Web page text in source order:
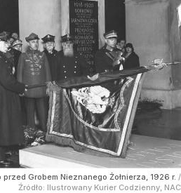
Grobem Nieznanego Żołnierza, 1926 r. /
Źródło: Ilustrowany Kurier Codzienny, NAC